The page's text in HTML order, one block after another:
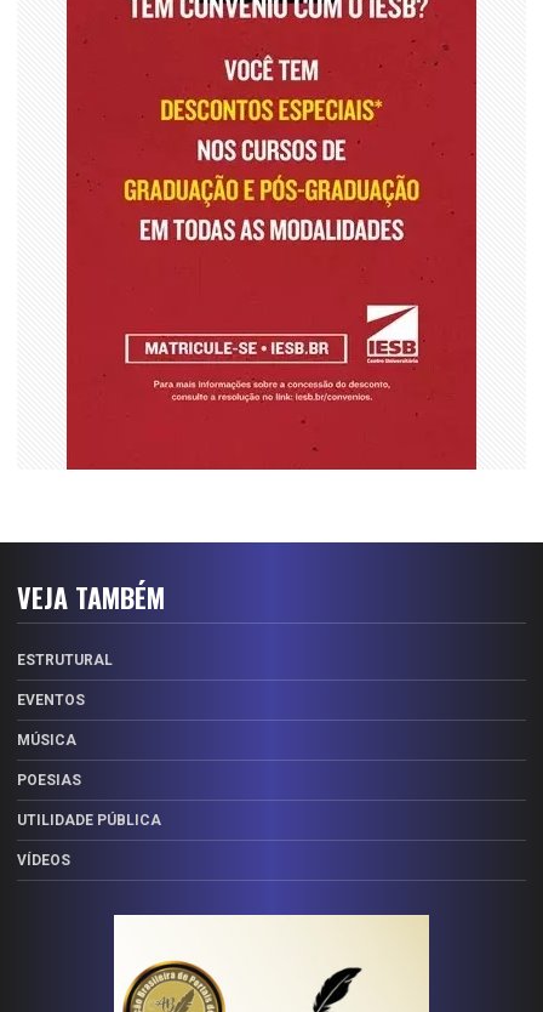
VEJA TAMBÉM
ESTRUTURAL
EVENTOS
MÚSICA
POESIAS
UTILIDADE PÚBLICA
VÍDEOS